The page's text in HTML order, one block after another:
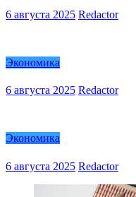
6 августа 2025 Redactor
Экономика
6 августа 2025 Redactor
Экономика
6 августа 2025 Redactor